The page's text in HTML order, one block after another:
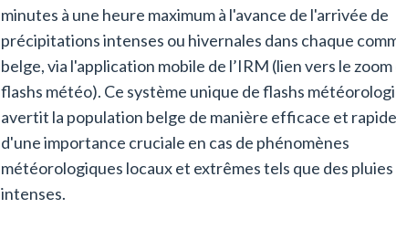
minutes à une heure maximum à l'avance de l'arrivée de
précipitations intenses ou hivernales dans chaque
belge, via l'application mobile de l’IRM (lien vers le zoom
flashs météo). Ce système unique de flashs
avertit la population belge de manière efficace et
d'une importance cruciale en cas de phénomènes
météorologiques locaux et extrêmes tels que des pluies
intenses.